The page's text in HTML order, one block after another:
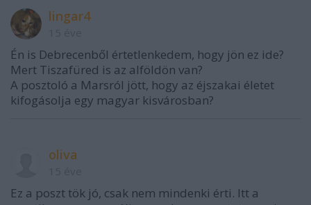
lingar4
Én is Debrecenből értetlenkedem, hogy jön ez ide?
Mert Tiszafüred is az alföldön van?
A posztoló a Marsról jött, hogy az éjszakai életet
kifogásolja egy magyar kisvárosban?
oliva
Ez a poszt tök jó, csak nem mindenki érti. Itt a